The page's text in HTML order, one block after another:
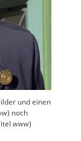
und einen
) noch
www)